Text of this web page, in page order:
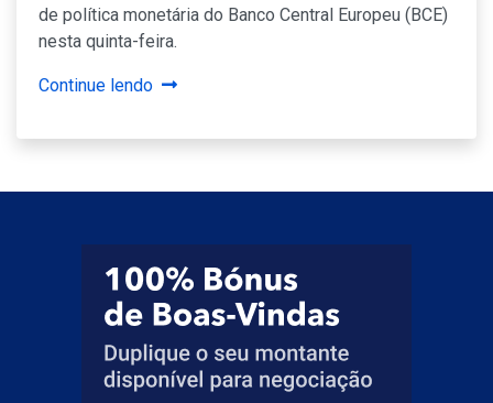
de política monetária do Banco Central Europeu (BCE)
nesta quinta-feira.
Continue lendo